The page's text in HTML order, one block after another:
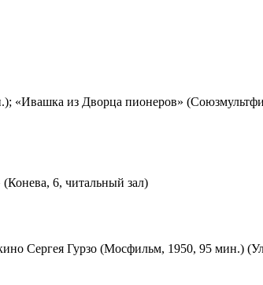
из Дворца пионеров»
6, читальный зал)
Сергея Гурзо (Мосфильм, 1950, 95 мин.)